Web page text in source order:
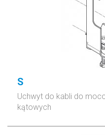
S
Uchwyt do kabli do
kątowych